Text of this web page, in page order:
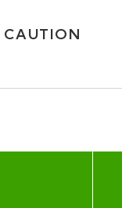
CAUTION